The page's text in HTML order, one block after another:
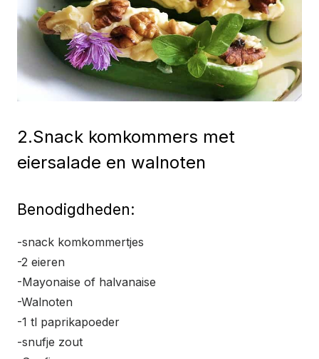
2.Snack komkommers met
eiersalade en walnoten
Benodigdheden:
-snack komkommertjes
-2 eieren
-Mayonaise of halvanaise
-Walnoten
-1 tl paprikapoeder
-snufje zout